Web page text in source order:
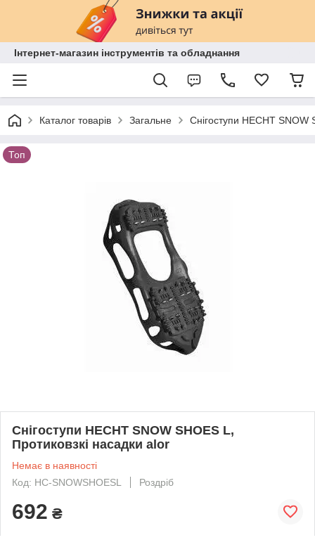
Інтернет-магазин інструментів та обладнання
Каталог товарів Загальне Снігоступи HECHT SNOW
Топ
Снігоступи HECHT SNOW SHOES L,
Протиковзкі насадки alor
Немає в наявності
Код: HC-SNOWSHOESL
Роздріб
692 ₴